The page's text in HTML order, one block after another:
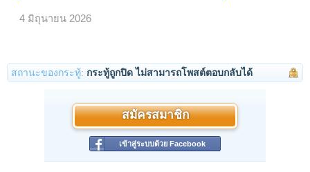
4 มิถุนายน 2026
สถานะของกระทู้: กระทู้ถูกปิด ไม่สามารถโพสต์ตอบกลับได้
สมัครสมาชิก
เข้าสู่ระบบด้วย Facebook